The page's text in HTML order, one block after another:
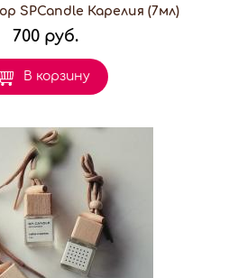
SPCandle Карелия (7мл)
700 руб.
В корзину